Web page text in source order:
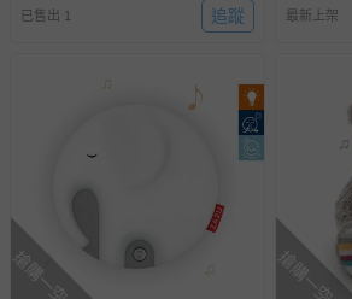
問，你可詳見：
媽咪愛客服中心。
商品如因「價格、組合」等錯誤原因
會主動以簡訊及mail通知訂單取消事
已售出 1 追蹤 最新上架
搶購一空 搶購一空